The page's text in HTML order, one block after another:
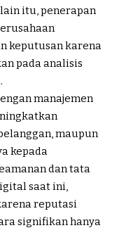
itu, penerapan
keputusan karena
pada analisis
manajemen
maupun
kepada
dan tata
saat ini,
reputasi
signifikan hanya